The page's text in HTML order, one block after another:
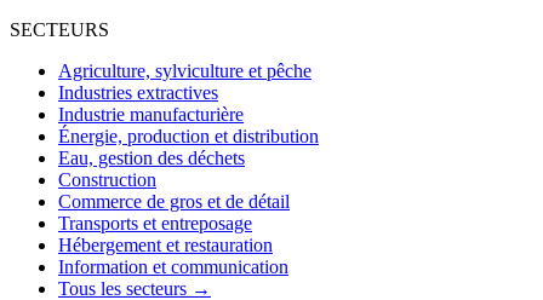
SECTEURS
Agriculture, sylviculture et pêche
Industries extractives
Industrie manufacturière
Énergie, production et distribution
Eau, gestion des déchets
Construction
Commerce de gros et de détail
Transports et entreposage
Hébergement et restauration
Information et communication
Tous les secteurs →